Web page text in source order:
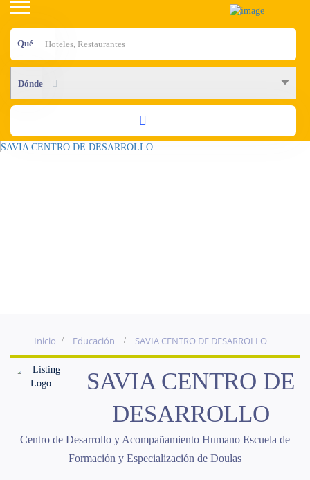
Qué
Dónde
Inicio Educación SAVIA CENTRO DE DESARROLLO
SAVIA CENTRO DE
DESARROLLO
Centro de Desarrollo y Acompañamiento Humano Escuela de
Formación y Especialización de Doulas